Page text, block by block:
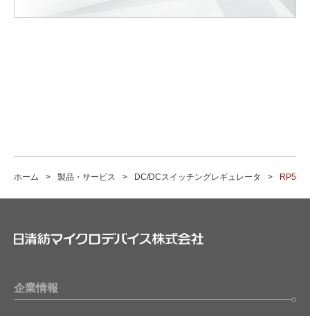
ホーム 製品・サービス DC/DCスイッチングレギュレータ RP550
企業情報